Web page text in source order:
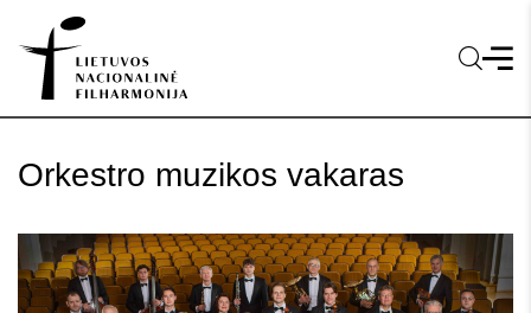
Orkestro muzikos vakaras